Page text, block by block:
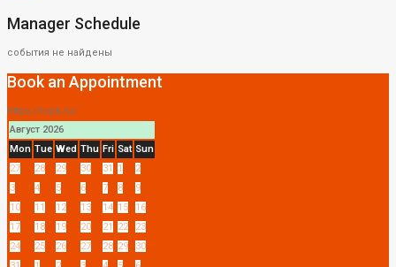
Manager Schedule
события не найдены
Book an Appointment
https://lcpk.ru/
Август 2026
Mon Tue Wed Thu Fri Sat Sun
27
28 29 30 31 1
2
3
4 5 6 7 8
9
10
11 12 13 14 15
16
17
18 19 20 21 22
23
24
25 26 27 28 29
30